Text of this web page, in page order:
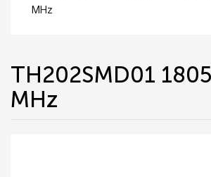
MHz
TH202SMD01
MHz